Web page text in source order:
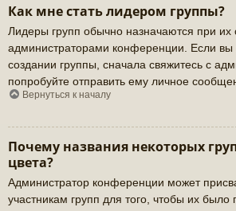
Как мне стать лидером группы?
Лидеры групп обычно назначаются при их
администраторами конференции. Если вы
создании группы, сначала свяжитесь с
попробуйте отправить ему личное
Вернуться к началу
Почему названия некоторых
цвета?
Администратор конференции может
участникам групп для того, чтобы их было